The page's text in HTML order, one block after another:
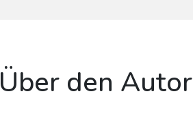
Über den Autor